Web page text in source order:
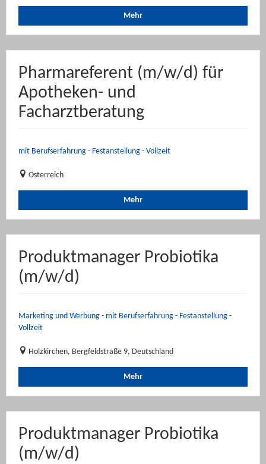
Mehr
Pharmareferent (m/w/d) für
Apotheken- und
Facharztberatung
mit Berufserfahrung - Festanstellung - Vollzeit
Österreich
Mehr
Produktmanager Probiotika
(m/w/d)
Marketing und Werbung - mit Berufserfahrung - Festanstellung -
Vollzeit
Holzkirchen, Bergfeldstraße 9, Deutschland
Mehr
Produktmanager Probiotika
(m/w/d)